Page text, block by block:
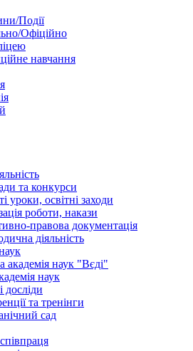
Події
Офіційно
навчання
та конкурси
уроки, освітні заходи
роботи, накази
правова документація
діяльність
академія наук "Вєді"
наук
досліди
та тренінги
сад